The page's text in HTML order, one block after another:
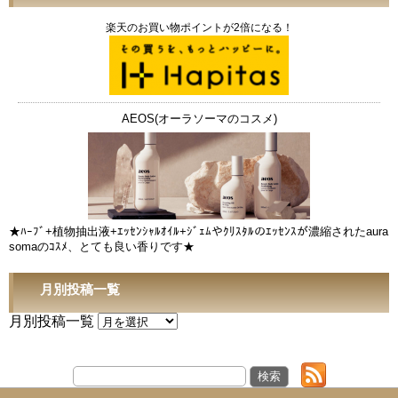
楽天のお買い物ポイントが2倍になる！
AEOS(オーラソーマのコスメ)
★ﾊｰﾌﾞ+植物抽出液+ｴｯｾﾝｼｬﾙｵｲﾙ+ｼﾞｪﾑやｸﾘｽﾀﾙのｴｯｾﾝｽが濃縮されたaura
somaのｺｽﾒ、とても良い香りです★
月別投稿一覧
月別投稿一覧